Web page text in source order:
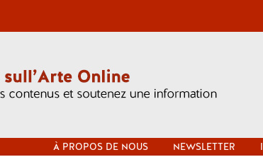
À PROPOS DE NOUS NEWSLETTER